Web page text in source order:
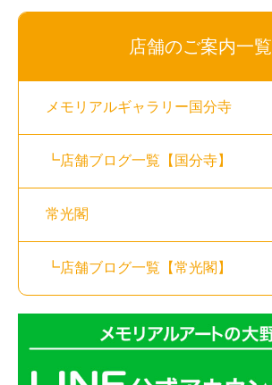
店舗のご案内一覧
メモリアルギャラリー国分寺
┗店舗ブログ一覧【国分寺】
常光閣
┗店舗ブログ一覧【常光閣】